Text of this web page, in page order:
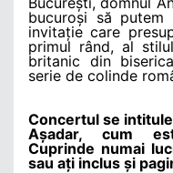
bucuroși să putem
invitație care
primul rând, al
britanic din
serie de colinde
Concertul se
Așadar, cum
Cuprinde numai
sau ați inclus și